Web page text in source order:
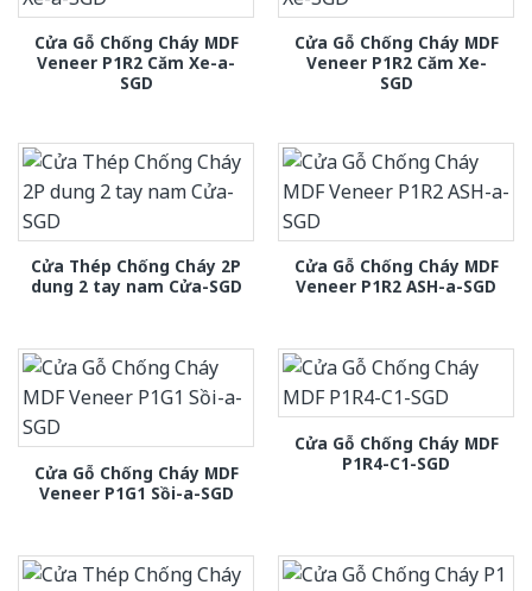
Cửa Gỗ Chống Cháy MDF
Veneer P1R2 Căm Xe-a-
SGD
Cửa Gỗ Chống Cháy MDF
Veneer P1R2 Căm Xe-
SGD
Cửa Thép Chống Cháy 2P
dung 2 tay nam Cửa-SGD
Cửa Gỗ Chống Cháy MDF
Veneer P1R2 ASH-a-SGD
Cửa Gỗ Chống Cháy MDF
Veneer P1G1 Sồi-a-SGD
Cửa Gỗ Chống Cháy MDF
P1R4-C1-SGD